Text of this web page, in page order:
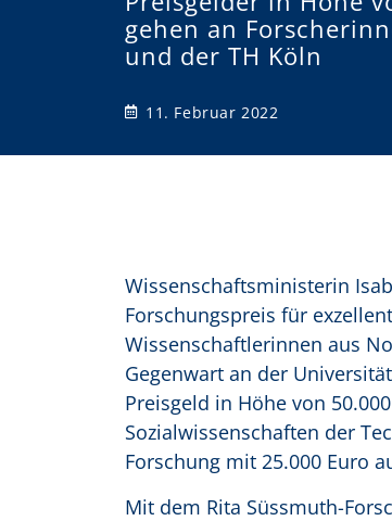
gehen an
und der TH Köln
11. Februar 2022
Wissenschaftsministerin
Forschungspreis für
Wissenschaftlerinnen aus
Gegenwart an der
Preisgeld in Höhe von
Sozialwissenschaften der
Forschung mit 25.000 Euro
Mit dem Rita Süssmuth-